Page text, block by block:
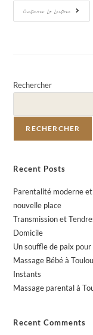
Continuer La Lecture
Rechercher
RECHERCHER
Recent Posts
Parentalité moderne
nouvelle place
Transmission et
Domicile
Un souffle de paix
Massage Bébé à
Instants
Massage parental à
Recent Comments